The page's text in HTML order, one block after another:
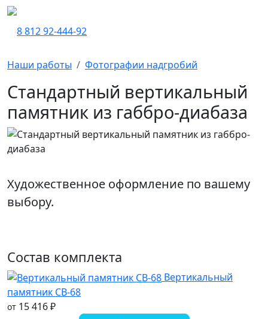
8 812 92-444-92
Наши работы Фотографии надгробий
Стандартный вертикальный
памятник из габбро-диабаза
Художественное оформление по вашему
выбору.
Состав комплекта
Вертикальный
памятник СВ-68
от 15 416₽